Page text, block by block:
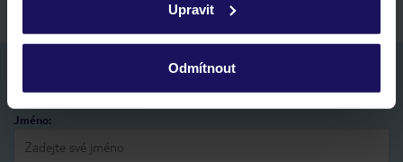
ochrany osobních údajů.Upravit
Odmítnout
Nezapomeňte se podívat do vaší e-mailové
schránky a registraci potvrdit!
Jméno: